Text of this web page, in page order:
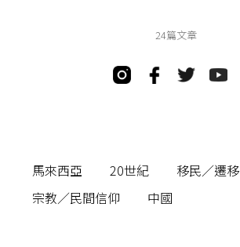
24篇文章
馬來西亞 20世紀
移民／遷移
宗教／民間信仰
中國